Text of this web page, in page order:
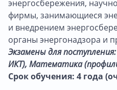
энергосбережения,
фирмы, занимающиеся
и внедрением
органы энергонадзора и
Экзамены для
ИКТ), Математика
Срок обучения: 4 года